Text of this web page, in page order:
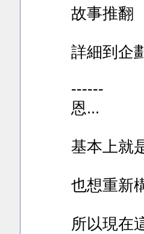
故事推翻
詳細到企
------
恩...
基本上就
也想重新
所以現在